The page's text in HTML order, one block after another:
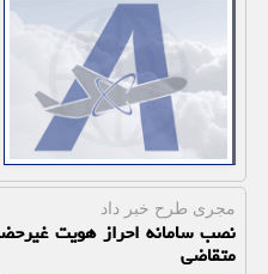
مجری طرح خبر داد
نصب سامانه احراز هویت
متقاضی